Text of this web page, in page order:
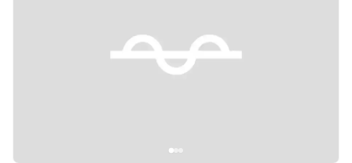
Previous slide